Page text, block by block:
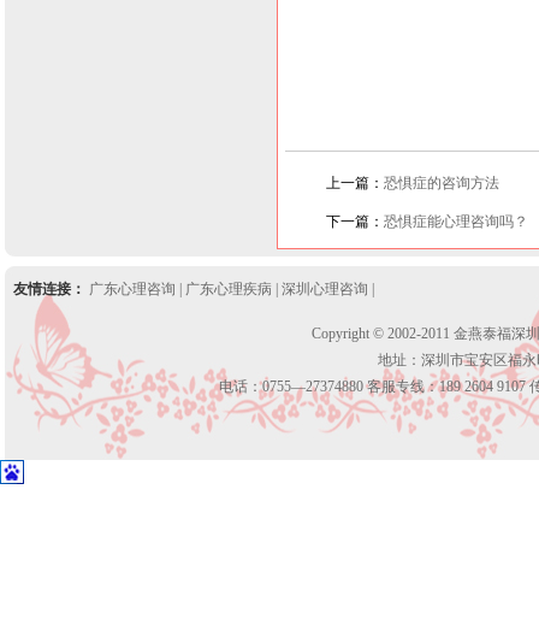
上一篇： 恐惧症的咨询方法
下一篇： 恐惧症能心理咨询吗？
友情连接： 广东心理咨询 广东心理疾病 深圳心理咨询
Copyright © 2002-2011 金燕泰福深
地址：深圳市宝安区福
电话：0755—27374880 客服专线：189 2604 9107